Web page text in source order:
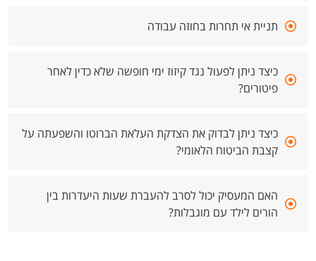
תניית אי תחרות בחוזה עבודה
כיצד ניתן לפעול נגד קיזוז ימי חופשה שלא כדין לאחר
פיטורים?
כיצד ניתן לבדוק את הצדקת העלאת הברוטו והשפעתה על
קצבת הביטוח הלאומי?
האם המעסיק יכול לסרב להעברת שעות היעדרות בין
הורים לילד עם מוגבלות?